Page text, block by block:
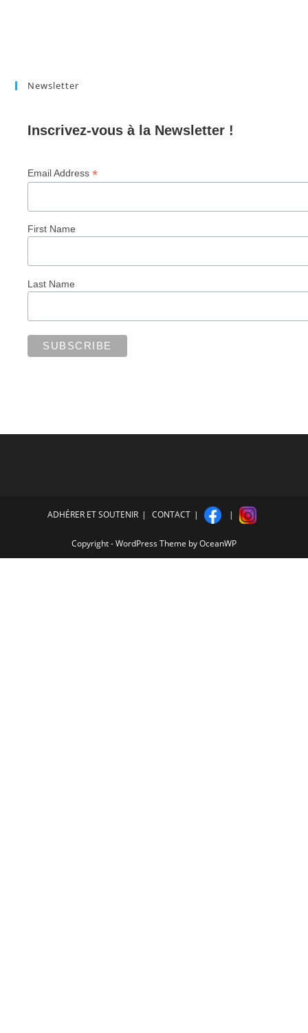
Newsletter
Inscrivez-vous à la Newsletter !
Email Address*
First Name
Last Name
ADHÉRER ET SOUTENIR CONTACT
Copyright - WordPress Theme by OceanWP